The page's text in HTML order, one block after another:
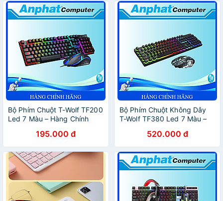
Bộ Phím Chuột T-Wolf TF200
Led 7 Màu – Hàng Chính
195.000 đ
Bộ Phím Chuột Không Dây
T-Wolf TF380 Led 7 Màu –
520.000 đ